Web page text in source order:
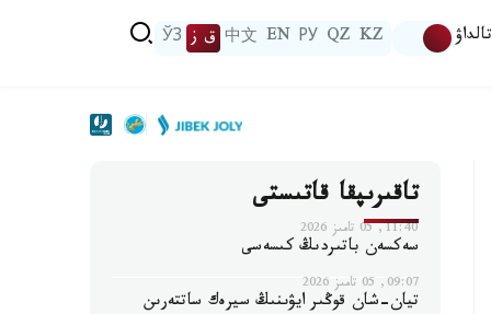
تالداۋ KZ
QZ
РУ
EN
中文 ق ز ЎЗ
تاقىرىپقا قاتىستى
11:40, 05 تامىز 2026
سەكسەن باتىردىڭ كىسەسى
09:07, 05 تامىز 2026
تيان-شان قوڭىر ايۋىنىڭ سيرەك ساتتەرىن